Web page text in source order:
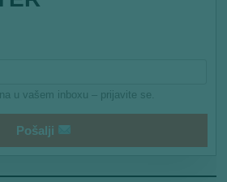
u vašem inboxu – prijavite se.
Pošalji